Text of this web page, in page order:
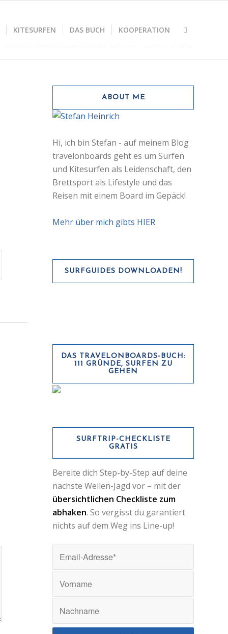
KITESURFEN DAS BUCH KOOPERATION
ABOUT ME
Hi, ich bin Stefan - auf meinem Blog
travelonboards geht es um Surfen
und Kitesurfen als Leidenschaft, den
Brettsport als Lifestyle und das
Reisen mit einem Board im Gepäck!
Mehr über mich gibts HIER
SURFGUIDES DOWNLOADEN!
DAS TRAVELONBOARDS-BUCH:
111 GRÜNDE, SURFEN ZU
GEHEN
SURFTRIP-CHECKLISTE
GRATIS
Bereite dich Step-by-Step auf deine
nächste Wellen-Jagd vor – mit der
übersichtlichen Checkliste zum
abhaken. So vergisst du garantiert
nichts auf dem Weg ins Line-up!